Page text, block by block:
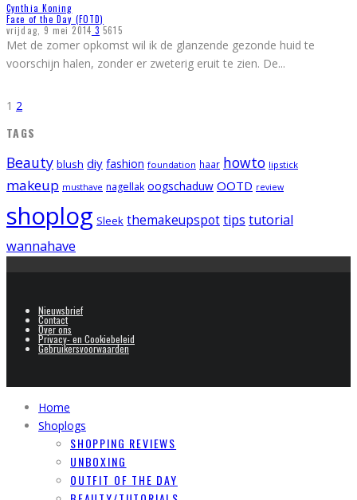
Cynthia Koning
Face of the Day (FOTD)
vrijdag, 9 mei 2014 3 5615
Met de zomer opkomst wil ik de glanzende gezonde huid te
voorschijn halen, zonder er zweterig eruit te zien. De...
1 2
TAGS
Beauty blush diy fashion foundation haar howto lipstick
makeup musthave nagellak oogschaduw OOTD review
shoplog Sleek themakeupspottips tutorial
wannahave
Nieuwsbrief
Contact
Over ons
Privacy- en Cookiebeleid
Gebruikersvoorwaarden
Home
Shoplogs
SHOPPING REVIEWS
UNBOXING
OUTFIT OF THE DAY